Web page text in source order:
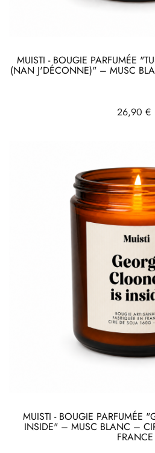
MUISTI - BOUGIE PARFUMÉE
(NAN J'DÉCONNE)" – MUSC
Prix
26,90 €
MUISTI - BOUGIE PARFUMÉE
INSIDE" – MUSC BLANC –
FRANCE